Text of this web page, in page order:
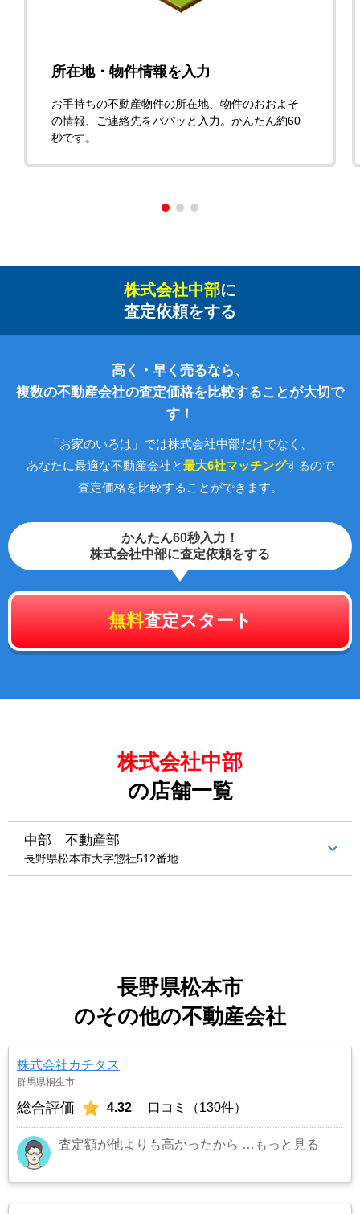
所在地・物件情報を入力
お手持ちの不動産物件の所在地、物件のおおよそ
の情報、ご連絡先をパパッと入力。かんたん約60
秒です。
株式会社中部に
査定依頼をする
高く・早く売るなら、
複数の不動産会社の査定価格を比較することが大切で
す！
「お家のいろは」では株式会社中部だけでなく、
あなたに最適な不動産会社と最大6社マッチングするので
査定価格を比較することができます。
かんたん60秒入力！
株式会社中部に査定依頼をする
無料査定スタート
株式会社中部
の店舗一覧
中部 不動産部
長野県松本市大字惣社512番地
長野県松本市
のその他の不動産会社
株式会社カチタス
群馬県桐生市
総合評価 4.32 口コミ（130件）
査定額が他よりも高かったから …もっと見る